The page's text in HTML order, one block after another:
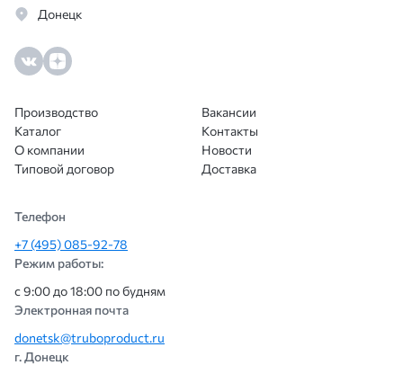
Донецк
Производство
Каталог
О компании
Типовой договор
Вакансии
Контакты
Новости
Доставка
Телефон
+7 (495) 085-92-78
Режим работы:
с 9:00 до 18:00 по будням
Электронная почта
donetsk@truboproduct.ru
г. Донецк